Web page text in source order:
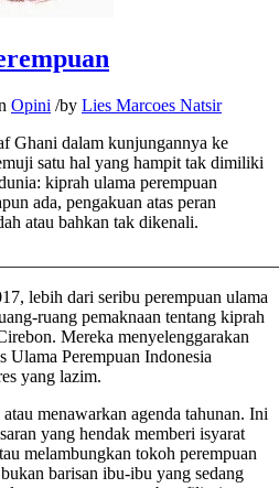
Opini /by Lies Marcoes Natsir
Ghani dalam kunjungannya ke
satu hal yang hampit tak dimiliki
kiprah ulama perempuan
ada, pengakuan atas peran
atau bahkan tak dikenali.
lebih dari seribu perempuan ulama
ruang pemaknaan tentang kiprah
Mereka menyelenggarakan
Ulama Perempuan Indonesia
yang lazim.
menawarkan agenda tahunan. Ini
yang hendak memberi isyarat
melambungkan tokoh perempuan
barisan ibu-ibu yang sedang